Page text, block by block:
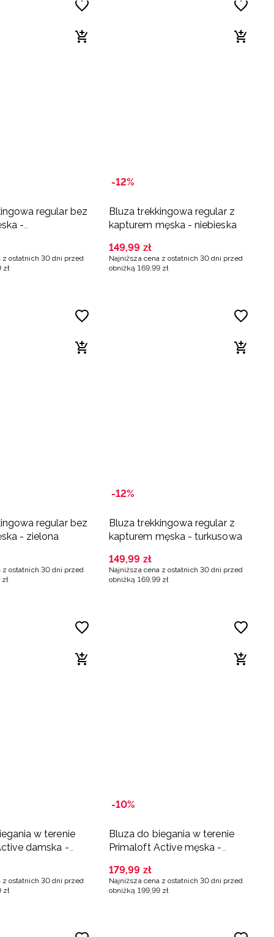
regular bez
-
z ostatnich 30 dni przed
zł
-12%
Bluza trekkingowa regular z
kapturem męska - niebieska
149,99 zł
Najniższa cena z ostatnich 30 dni przed
obniżką 169,99 zł
regular bez
- zielona
z ostatnich 30 dni przed
zł
-12%
Bluza trekkingowa regular z
kapturem męska - turkusowa
149,99 zł
Najniższa cena z ostatnich 30 dni przed
obniżką 169, 99 zł
w terenie
damska -
z ostatnich 30 dni przed
zł
-10%
Bluza do biegania w terenie
Primaloft Active męska -
179,99 zł
Najniższa cena z ostatnich 30 dni przed
obniżką 199,99 zł